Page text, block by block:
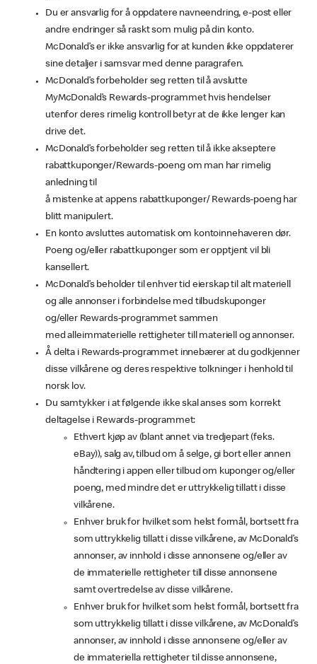
Du er ansvarlig for å oppdatere navneendring, e-post eller
andre endringer så raskt som mulig på din konto.
McDonald’s er ikke ansvarlig for at kunden ikke oppdaterer
sine detaljer i samsvar med denne paragrafen.
McDonald’s forbeholder seg retten til å avslutte
MyMcDonald’s Rewards-programmet hvis hendelser
utenfor deres rimelig kontroll betyr at de ikke lenger kan
drive det.
McDonald’s forbeholder seg retten til å ikke akseptere
rabattkuponger/Rewards-poeng om man har rimelig
anledning til
å mistenke at appens rabattkuponger/ Rewards-poeng har
blitt manipulert.
En konto avsluttes automatisk om kontoinnehaveren dør.
Poeng og/eller rabattkuponger som er opptjent vil bli
kansellert.
McDonald’s beholder til enhver tid eierskap til alt materiell
og alle annonser i forbindelse med tilbudskuponger
og/eller Rewards-programmet sammen
med alleimmaterielle rettigheter till materiell og annonser.
Å delta i Rewards-programmet innebærer at du godkjenner
disse vilkårene og deres respektive tolkninger i henhold til
norsk lov.
Du samtykker i at følgende ikke skal anses som korrekt
deltagelse i Rewards-programmet:
Ethvert kjøp av (blant annet via tredjepart (feks.
eBay)), salg av, tilbud om å selge, gi bort eller annen
håndtering i appen eller tilbud om kuponger og/eller
poeng, med mindre det er uttrykkelig tillatt i disse
vilkårene.
Enhver bruk for hvilket som helst formål, bortsett fra
som uttrykkelig tillatt i disse vilkårene, av McDonald’s
annonser, av innhold i disse annonsene og/eller av
de immaterielle rettigheter till disse annonsene
samt overtredelse av disse vilkårene.
Enhver bruk for hvilket som helst formål, bortsett fra
som uttrykkelig tillatt i disse vilkårene, av McDonald’s
annonser, av innhold i disse annonsene og/eller av
de immateriella rettigheter til disse annonsene,